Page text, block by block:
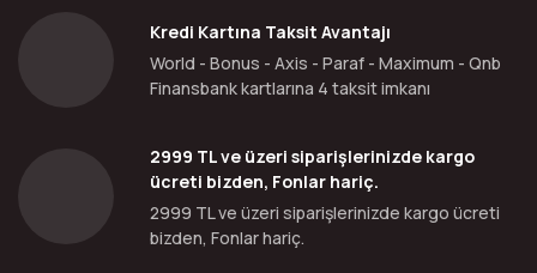
Kredi Kartına Taksit Avantajı
World - Bonus - Axis - Paraf - Maximum - Qnb
Finansbank kartlarına 4 taksit imkanı
2999 TL ve üzeri siparişlerinizde kargo
ücreti bizden, Fonlar hariç.
2999 TL ve üzeri siparişlerinizde kargo ücreti
bizden, Fonlar hariç.